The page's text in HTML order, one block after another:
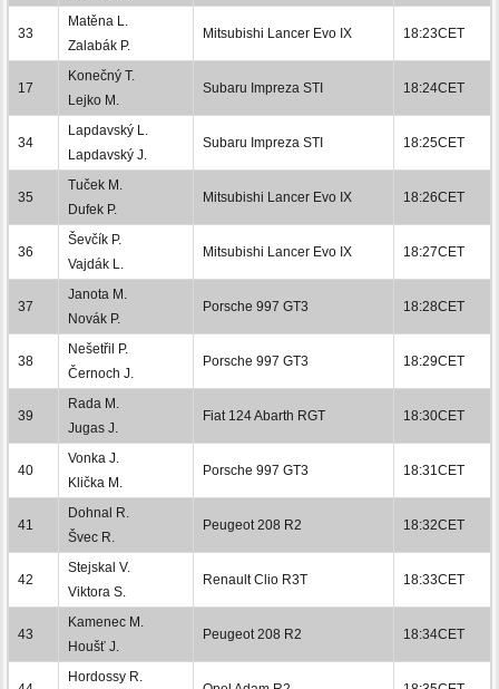
33
Matěna L.
Zalabák P.
Mitsubishi Lancer Evo IX 18:23CET
17
Konečný T.
Lejko M.
Subaru Impreza STI 18:24CET
34
Lapdavský L.
Lapdavský J.
Subaru Impreza STI 18:25CET
35
Tuček M.
Dufek P.
Mitsubishi Lancer Evo IX 18:26CET
36
Ševčík P.
Vajdák L.
Mitsubishi Lancer Evo IX 18:27CET
37
Janota M.
Novák P.
Porsche 997 GT3 18:28CET
38
Nešetřil P.
Černoch J.
Porsche 997 GT3 18:29CET
39
Rada M.
Jugas J.
Fiat 124 Abarth RGT 18:30CET
40
Vonka J.
Klička M.
Porsche 997 GT3 18:31CET
41
Dohnal R.
Švec R.
Peugeot 208 R2 18:32CET
42
Stejskal V.
Viktora S.
Renault Clio R3T 18:33CET
43
Kamenec M.
Houšť J.
Peugeot 208 R2 18:34CET
Hordossy R.